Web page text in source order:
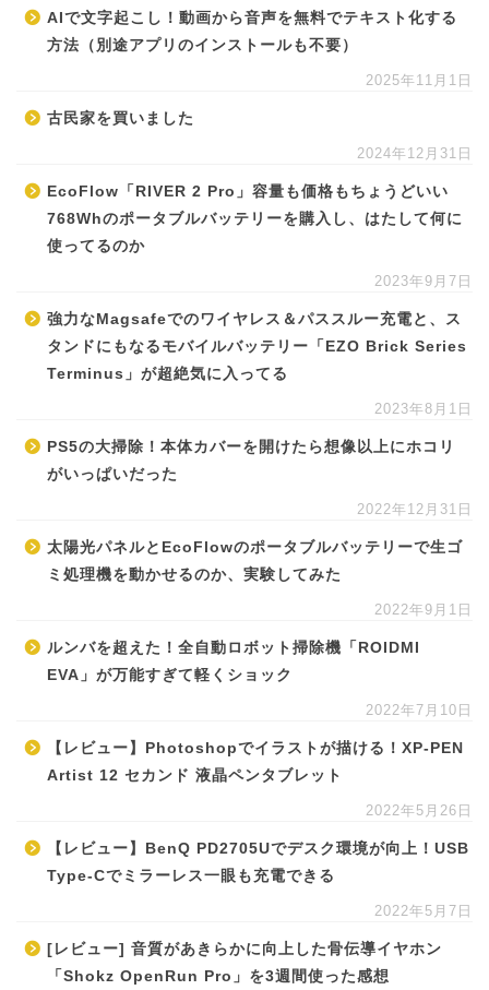
AIで文字起こし！動画から音声を無料でテキスト化する
方法（別途アプリのインストールも不要）
2025年11月1日
古民家を買いました
2024年12月31日
EcoFlow「RIVER 2 Pro」容量も価格もちょうどいい
768Whのポータブルバッテリーを購入し、はたして何に
使ってるのか
2023年9月7日
強力なMagsafeでのワイヤレス＆パススルー充電と、ス
タンドにもなるモバイルバッテリー「EZO Brick Series
Terminus」が超絶気に入ってる
2023年8月1日
PS5の大掃除！本体カバーを開けたら想像以上にホコリ
がいっぱいだった
2022年12月31日
太陽光パネルとEcoFlowのポータブルバッテリーで生ゴ
ミ処理機を動かせるのか、実験してみた
2022年9月1日
ルンバを超えた！全自動ロボット掃除機「ROIDMI
EVA」が万能すぎて軽くショック
2022年7月10日
【レビュー】Photoshopでイラストが描ける！XP-PEN
Artist 12 セカンド 液晶ペンタブレット
2022年5月26日
【レビュー】BenQ PD2705Uでデスク環境が向上！USB
Type-Cでミラーレス一眼も充電できる
2022年5月7日
[レビュー] 音質があきらかに向上した骨伝導イヤホン
「Shokz OpenRun Pro」を3週間使った感想